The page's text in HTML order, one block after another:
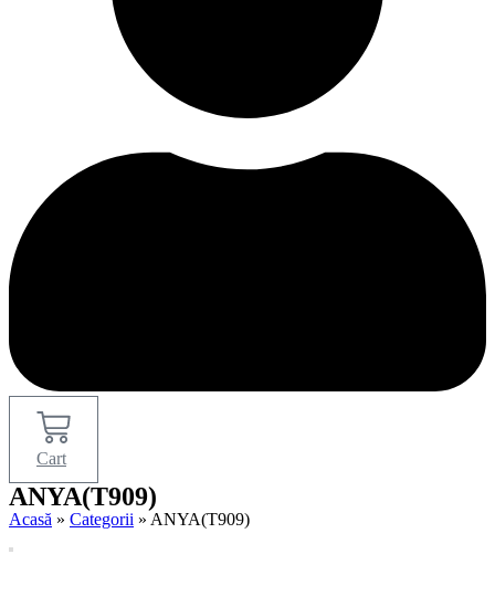
Cart
ANYA(T909)
Acasă » Categorii » ANYA(T909)